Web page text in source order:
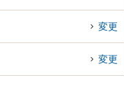
変更
変更